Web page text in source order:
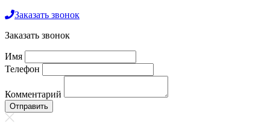
Заказать звонок
Заказать звонок
Имя
Телефон
Комментарий
Отправить